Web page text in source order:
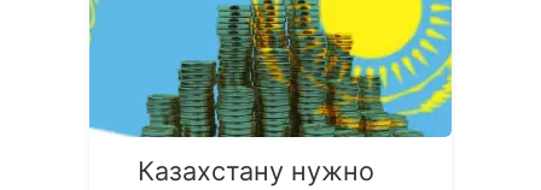
Казахстану нужно